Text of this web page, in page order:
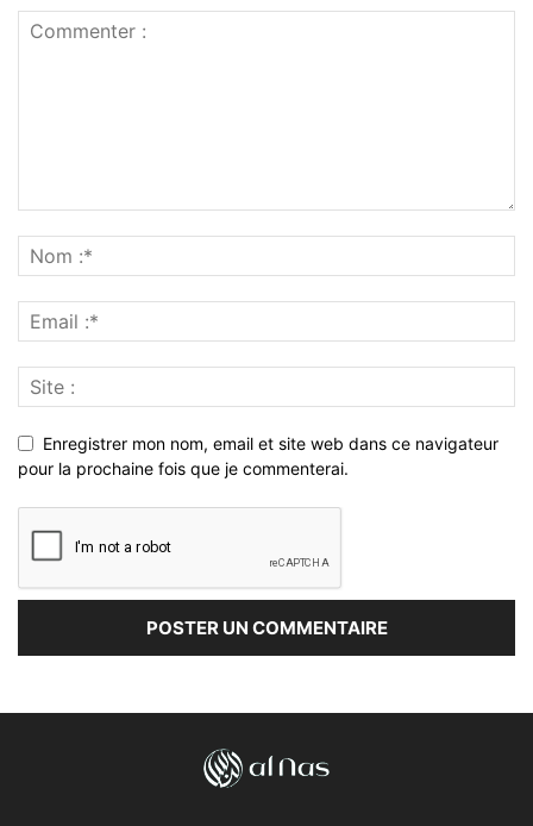
Enregistrer mon nom, email et site web dans ce navigateur
pour la prochaine fois que je commenterai.